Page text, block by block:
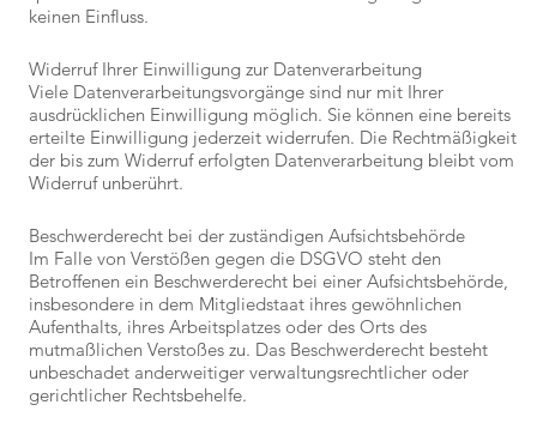
keinen Einfluss.
Widerruf Ihrer Einwilligung zur Datenverarbeitung
Viele Datenverarbeitungsvorgänge sind nur mit Ihrer
ausdrücklichen Einwilligung möglich. Sie können eine bereits
erteilte Einwilligung jederzeit widerrufen. Die Rechtmäßigkeit
der bis zum Widerruf erfolgten Datenverarbeitung bleibt vom
Widerruf unberührt.
Beschwerde­recht bei der zuständigen Aufsichts­behörde
Im Falle von Verstößen gegen die DSGVO steht den
Betroffenen ein Beschwerderecht bei einer Aufsichtsbehörde,
insbesondere in dem Mitgliedstaat ihres gewöhnlichen
Aufenthalts, ihres Arbeitsplatzes oder des Orts des
mutmaßlichen Verstoßes zu. Das Beschwerderecht besteht
unbeschadet anderweitiger verwaltungsrechtlicher oder
gerichtlicher Rechtsbehelfe.